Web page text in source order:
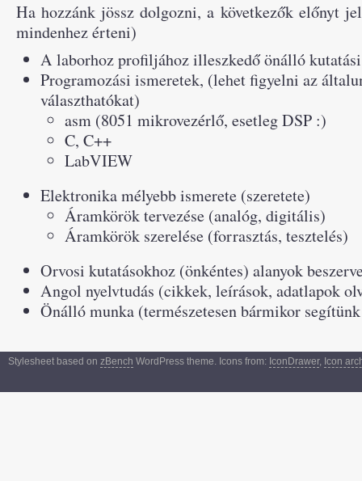
Ha hozzánk jössz dolgozni, a következők előnyt
mindenhez érteni)
A laborhoz profiljához illeszkedő önálló
Programozási ismeretek, (lehet figyelni az
választhatókat)
asm (8051 mikrovezérlő, esetleg DSP :)
C, C++
LabVIEW
Elektronika mélyebb ismerete (szeretete)
Áramkörök tervezése (analóg, digitális)
Áramkörök szerelése (forrasztás, tesztelés)
Orvosi kutatásokhoz (önkéntes) alanyok
Angol nyelvtudás (cikkek, leírások, adatlapok
Önálló munka (természetesen bármikor
Stylesheet based on zBench WordPress theme. Icons from: IconDrawer, Icon